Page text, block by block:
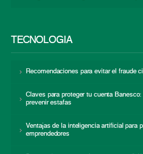
TECNOLOGÍA
Recomendaciones para evitar el fraude
Claves para proteger tu cuenta
prevenir estafas
Ventajas de la inteligencia artificial para
emprendedores